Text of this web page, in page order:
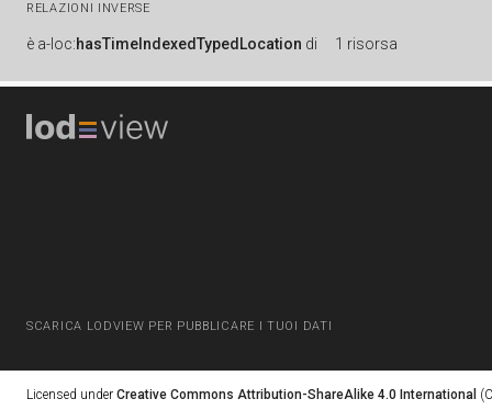
RELAZIONI INVERSE
è a-loc:hasTimeIndexedTypedLocation di 1 risorsa
SCARICA LODVIEW PER PUBBLICARE I TUOI DATI
Licensed under Creative Commons Attribution-ShareAlike 4.0 International